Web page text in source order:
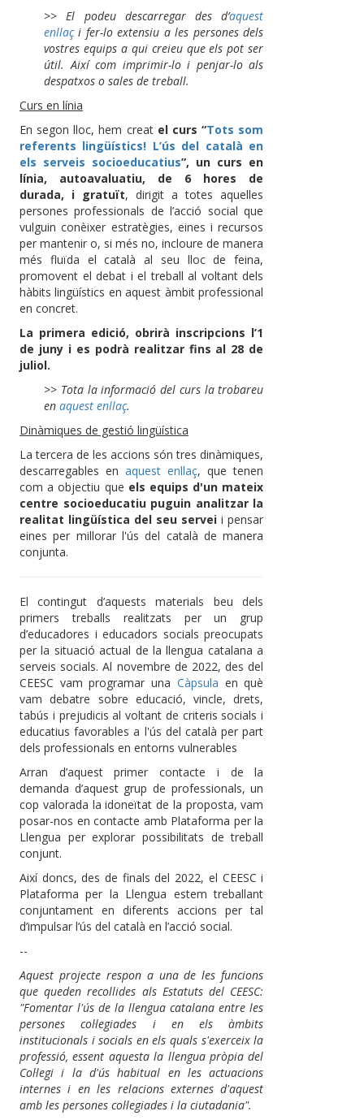
>> El podeu descarregar des d’aquest
enllaçi fer-lo extensiu a les persones dels
vostres equips a qui creieu que els pot ser
útil. Així com imprimir-lo i penjar-lo als
despatxos o sales de treball.
Curs en línia
En segon lloc, hem creat el curs “Tots som
referents lingüístics! L’ús del català en
els serveis socioeducatius”, un curs en
línia, autoavaluatiu, de 6 hores de
durada, i gratuït, dirigit a totes aquelles
persones professionals de l’acció social que
vulguin conèixer estratègies, eines i recursos
per mantenir o, si més no, incloure de manera
més fluïda el català al seu lloc de feina,
promovent el debat i el treball al voltant dels
hàbits lingüístics en aquest àmbit professional
en concret.
La primera edició, obrirà inscripcions l’1
de juny i es podrà realitzar fins al 28 de
juliol.
>> Tota la informació del curs la trobareu
en aquest enllaç.
Dinàmiques de gestió lingüística
La tercera de les accions són tres dinàmiques,
descarregables enaquest enllaç, que tenen
com a objectiu que els equips d'un mateix
centre socioeducatiu puguin analitzar la
realitat lingüística del seu servei i pensar
eines per millorar l'ús del català de manera
conjunta.
El contingut d’aquests materials beu dels
primers treballs realitzats per un grup
d’educadores i educadors socials preocupats
per la situació actual de la llengua catalana a
serveis socials. Al novembre de 2022, des del
CEESC vam programar una Càpsula en què
vam debatre sobre educació, vincle, drets,
tabús i prejudicis al voltant de criteris socials i
educatius favorables a l'ús del català per part
dels professionals en entorns vulnerables
Arran d’aquest primer contacte i de la
demanda d’aquest grup de professionals, un
cop valorada la idoneïtat de la proposta, vam
posar-nos en contacte amb Plataforma per la
Llengua per explorar possibilitats de treball
conjunt.
Així doncs, des de finals del 2022, el CEESC i
Plataforma per la Llengua estem treballant
conjuntament en diferents accions per tal
d’impulsar l’ús del català en l’acció social.
--
Aquest projecte respon a una de les funcions
que queden recollides als Estatuts del CEESC:
"Fomentar l'ús de la llengua catalana entre les
persones col·legiades i en els àmbits
institucionals i socials en els quals s'exerceix la
professió, essent aquesta la llengua pròpia del
Col·legi i la d'ús habitual en les actuacions
internes i en les relacions externes d'aquest
amb les persones col·legiades i la ciutadania".